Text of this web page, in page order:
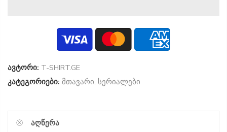
ავტორი: T-SHIRT.GE
კატეგორიები: მთავარი, სერიალები
ᲐᲦᲬᲔᲠᲐ